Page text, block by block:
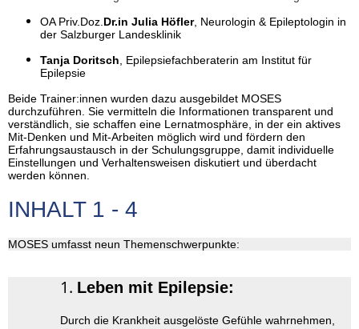
OA Priv.Doz. Dr.in Julia Höfler, Neurologin & Epileptologin in
der Salzburger Landesklinik
Tanja Doritsch , Epilepsiefachberaterin am Institut für
Epilepsie
Beide Trainer:innen wurden dazu ausgebildet MOSES
durchzuführen. Sie vermitteln die Informationen transparent und
verständlich, sie schaffen eine Lernatmosphäre, in der ein aktives
Mit-Denken und Mit-Arbeiten möglich wird und fördern den
Erfahrungsaustausch in der Schulungsgruppe, damit individuelle
Einstellungen und Verhaltensweisen diskutiert und überdacht
werden können.
INHALT 1 - 4
MOSES umfasst neun Themenschwerpunkte:
Leben mit Epilepsie:
Durch die Krankheit ausgelöste Gefühle wahrnehmen,